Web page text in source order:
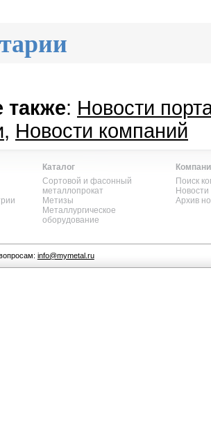
также: Новости
, Новости компаний
Каталог
Сортовой и фасонный
металлопрокат
Метизы
Металлургическое
оборудование
Поиск
Архив
info@mymetal.ru